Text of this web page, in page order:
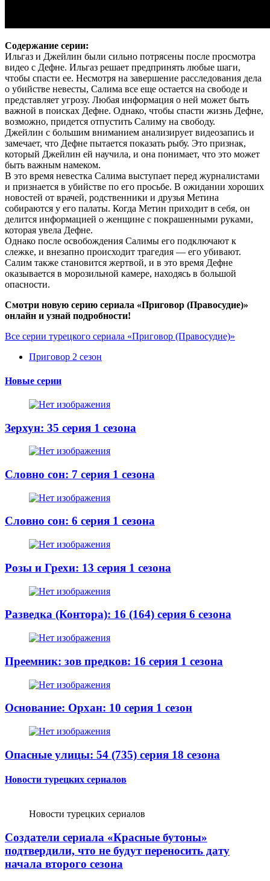
Содержание серии:
Ильгаз и Джейлин были сильно потрясены после просмотра
видео с Дефне. Ильгаз решает предпринять любые шаги,
чтобы спасти ее. Несмотря на завершение расследования дела
о убийстве невесты, Салима все еще остается на свободе и
представляет угрозу. Любая информация о ней может быть
важной в поисках Дефне. Однако, чтобы спасти жизнь Дефне,
возможно, придется отпустить Салиму на свободу.
Джейлин с большим вниманием анализирует видеозапись и
замечает, что Дефне пытается показать рыбу. Это признак,
который Джейлин ей научила, и она понимает, что это может
быть важным намеком.
В это время невестка Салима выступает перед журналистами
и признается в убийстве по его просьбе. В ожидании хороших
новостей от врачей, родственники и друзья Метина
собираются у его палаты. Когда Метин приходит в себя, он
делится информацией о женщине с покрашенными руками,
которая увела Дефне.
Однако после освобождения Салимы его подключают к
слежке, и внезапно происходит трагедия — его убивают.
Салим также становится жертвой, и в это время Дефне
оказывается в морозильной камере, находясь в большой
опасности.
Смотри новую серию сериала «Приговор (Правосудие)»
онлайн и узнай подробности!
Все серии турецкого сериала «Приговор (Правосудие)»
Приговор 2 сезон
Новые серии
Зерхун: 35 серия 1 сезона
Словно сон: 7 серия 1 сезона
Словно сон: 6 серия 1 сезона
Розы и Грехи: 13 серия 1 сезона
Разведка (Контора): 16 (164) серия 6 сезона
Преемник: зов предков: 16 серия 1 сезона
Основание: Орхан: 10 серия 1 сезон
Опасные улицы: 54 (735) серия 18 сезона
Новости турецких сериалов
Новости турецких сериалов
Создатели сериала «Красные бутоны»
подтвердили, что не будут переносить дату
начала второго сезона